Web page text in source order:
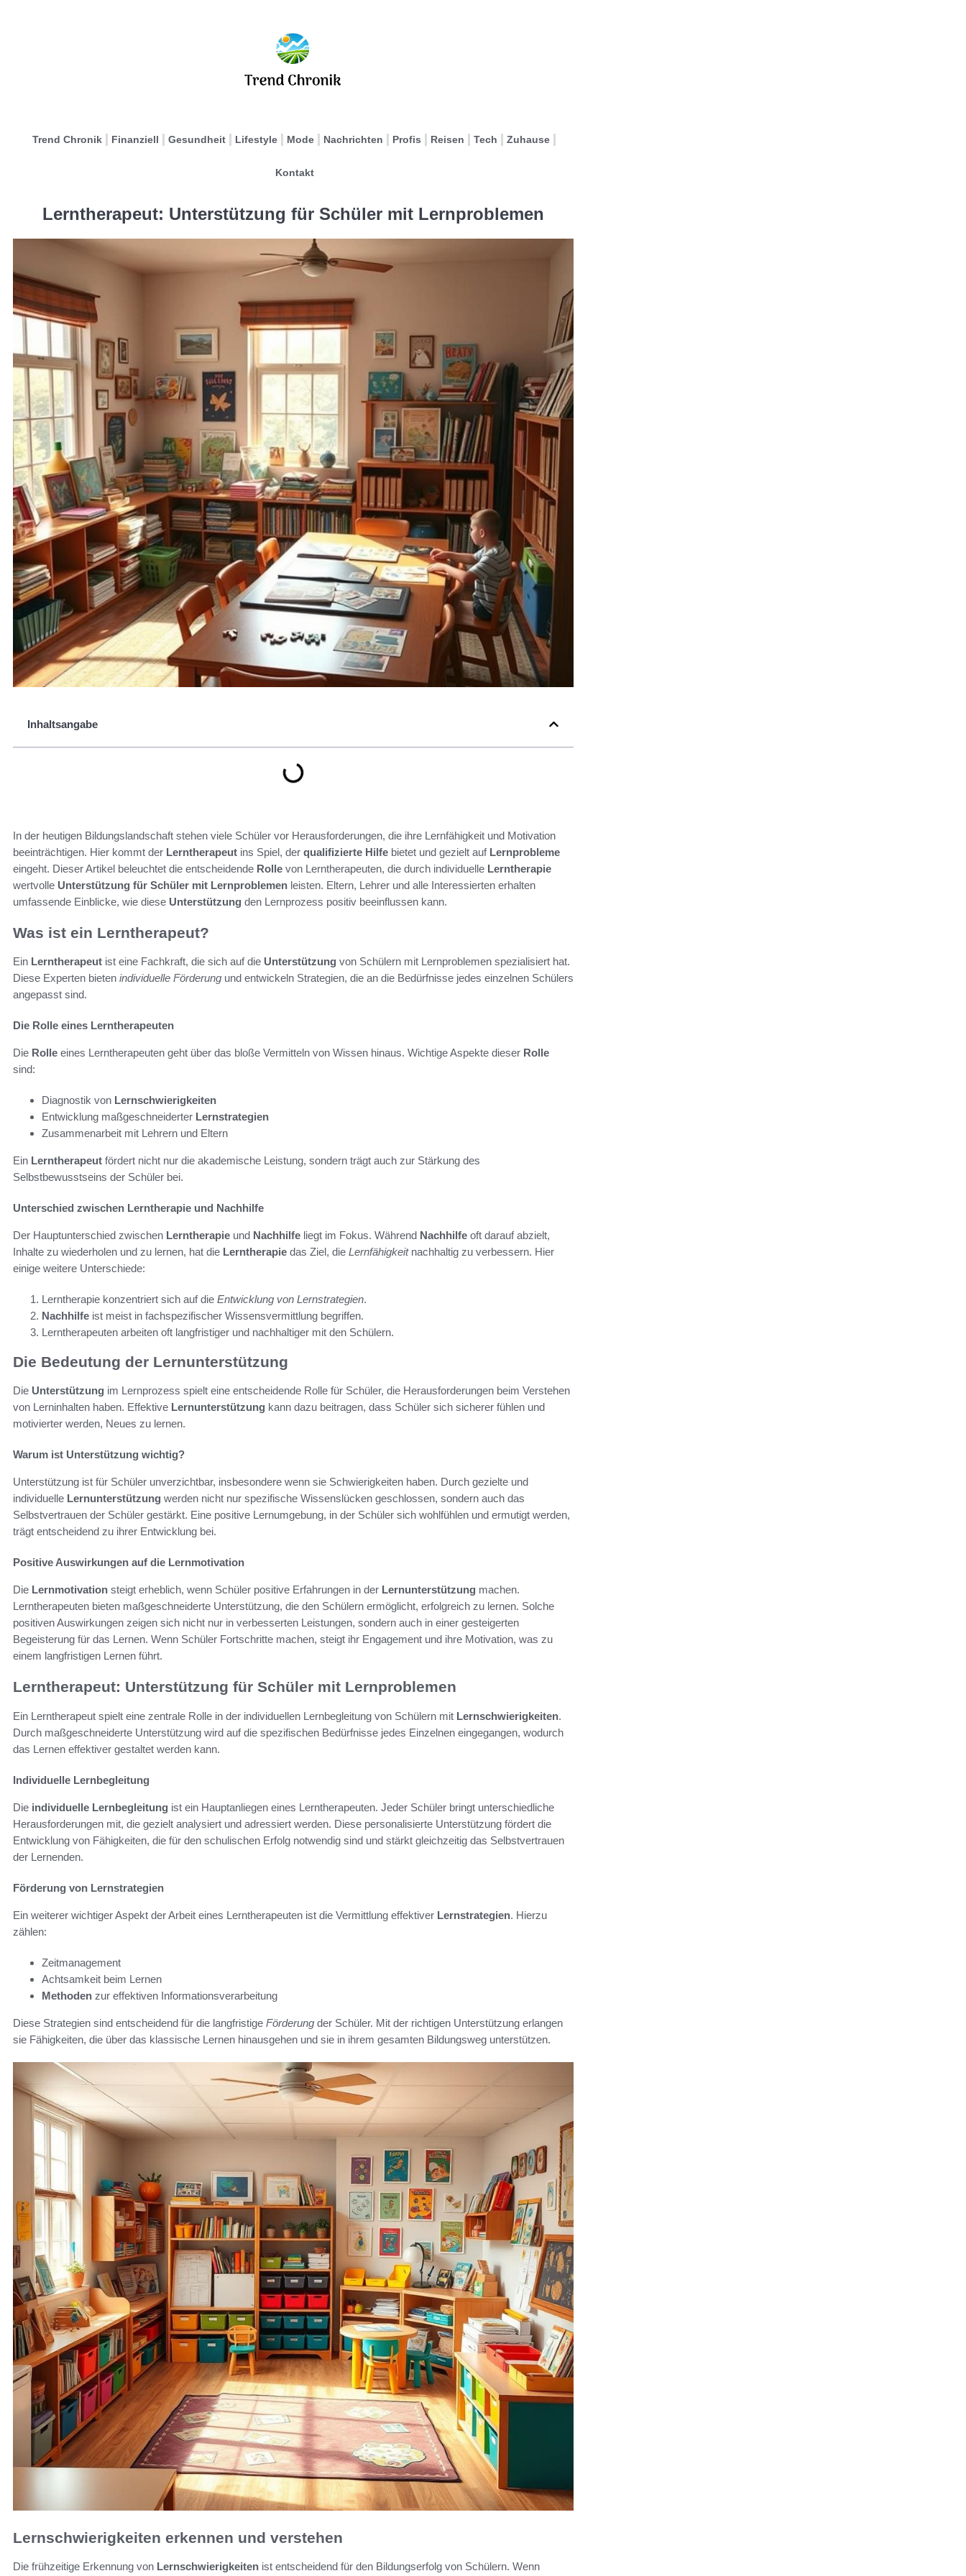
Trend Chronik Finanziell Gesundheit Lifestyle Mode Nachrichten Profis Reisen Tech Zuhause
Kontakt
Lerntherapeut: Unterstützung für Schüler mit Lernproblemen
Inhaltsangabe
In der heutigen Bildungslandschaft stehen viele Schüler vor Herausforderungen, die ihre Lernfähigkeit und Motivation
beeinträchtigen. Hier kommt der Lerntherapeut ins Spiel, der qualifizierte Hilfe bietet und gezielt auf Lernprobleme
eingeht. Dieser Artikel beleuchtet die entscheidende Rolle von Lerntherapeuten, die durch individuelle Lerntherapie
wertvolle Unterstützung für Schüler mit Lernproblemen leisten. Eltern, Lehrer und alle Interessierten erhalten
umfassende Einblicke, wie diese Unterstützung den Lernprozess positiv beeinflussen kann.
Was ist ein Lerntherapeut?
Ein Lerntherapeut ist eine Fachkraft, die sich auf die Unterstützung von Schülern mit Lernproblemen spezialisiert hat.
Diese Experten bieten individuelle Förderung und entwickeln Strategien, die an die Bedürfnisse jedes einzelnen Schülers
angepasst sind.
Die Rolle eines Lerntherapeuten
Die Rolle eines Lerntherapeuten geht über das bloße Vermitteln von Wissen hinaus. Wichtige Aspekte dieser Rolle
sind:
Diagnostik von Lernschwierigkeiten
Entwicklung maßgeschneiderter Lernstrategien
Zusammenarbeit mit Lehrern und Eltern
Ein Lerntherapeut fördert nicht nur die akademische Leistung, sondern trägt auch zur Stärkung des
Selbstbewusstseins der Schüler bei.
Unterschied zwischen Lerntherapie und Nachhilfe
Der Hauptunterschied zwischen Lerntherapie und Nachhilfe liegt im Fokus. Während Nachhilfe oft darauf abzielt,
Inhalte zu wiederholen und zu lernen, hat die Lerntherapie das Ziel, die Lernfähigkeitnachhaltig zu verbessern. Hier
einige weitere Unterschiede:
Lerntherapie konzentriert sich auf die Entwicklung von Lernstrategien.
Nachhilfe ist meist in fachspezifischer Wissensvermittlung begriffen.
Lerntherapeuten arbeiten oft langfristiger und nachhaltiger mit den Schülern.
Die Bedeutung der Lernunterstützung
Die Unterstützung im Lernprozess spielt eine entscheidende Rolle für Schüler, die Herausforderungen beim Verstehen
von Lerninhalten haben. Effektive Lernunterstützung kann dazu beitragen, dass Schüler sich sicherer fühlen und
motivierter werden, Neues zu lernen.
Warum ist Unterstützung wichtig?
Unterstützung ist für Schüler unverzichtbar, insbesondere wenn sie Schwierigkeiten haben. Durch gezielte und
individuelle Lernunterstützung werden nicht nur spezifische Wissenslücken geschlossen, sondern auch das
Selbstvertrauen der Schüler gestärkt. Eine positive Lernumgebung, in der Schüler sich wohlfühlen und ermutigt werden,
trägt entscheidend zu ihrer Entwicklung bei.
Positive Auswirkungen auf die Lernmotivation
Die Lernmotivation steigt erheblich, wenn Schüler positive Erfahrungen in der Lernunterstützung machen.
Lerntherapeuten bieten maßgeschneiderte Unterstützung, die den Schülern ermöglicht, erfolgreich zu lernen. Solche
positiven Auswirkungen zeigen sich nicht nur in verbesserten Leistungen, sondern auch in einer gesteigerten
Begeisterung für das Lernen. Wenn Schüler Fortschritte machen, steigt ihr Engagement und ihre Motivation, was zu
einem langfristigen Lernen führt.
Lerntherapeut: Unterstützung für Schüler mit Lernproblemen
Ein Lerntherapeut spielt eine zentrale Rolle in der individuellen Lernbegleitung von Schülern mit Lernschwierigkeiten.
Durch maßgeschneiderte Unterstützung wird auf die spezifischen Bedürfnisse jedes Einzelnen eingegangen, wodurch
das Lernen effektiver gestaltet werden kann.
Individuelle Lernbegleitung
Die individuelle Lernbegleitung ist ein Hauptanliegen eines Lerntherapeuten. Jeder Schüler bringt unterschiedliche
Herausforderungen mit, die gezielt analysiert und adressiert werden. Diese personalisierte Unterstützung fördert die
Entwicklung von Fähigkeiten, die für den schulischen Erfolg notwendig sind und stärkt gleichzeitig das Selbstvertrauen
der Lernenden.
Förderung von Lernstrategien
Ein weiterer wichtiger Aspekt der Arbeit eines Lerntherapeuten ist die Vermittlung effektiver Lernstrategien. Hierzu
zählen:
Zeitmanagement
Achtsamkeit beim Lernen
Methoden zur effektiven Informationsverarbeitung
Diese Strategien sind entscheidend für die langfristige Förderung der Schüler. Mit der richtigen Unterstützung erlangen
sie Fähigkeiten, die über das klassische Lernen hinausgehen und sie in ihrem gesamten Bildungsweg unterstützen.
Lernschwierigkeiten erkennen und verstehen
Die frühzeitige Erkennung von Lernschwierigkeiten ist entscheidend für den Bildungserfolg von Schülern. Wenn